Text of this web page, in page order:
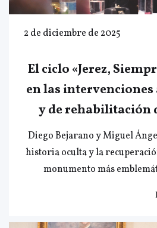
2 de diciembre de 2025
El ciclo «Jerez,
en las
y de rehabilitación
Diego Bejarano y Miguel
historia oculta y la
monumento más